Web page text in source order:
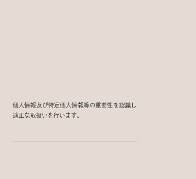
個人情報及び特定個人情報等の重要性を認識し
適正な取扱いを行います。